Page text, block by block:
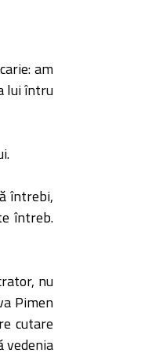
am
lui întru
întrebi,
întreb.
nu
Pimen
cutare
vedenia